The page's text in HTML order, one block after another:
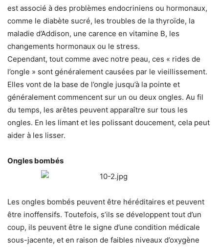
est associé à des problèmes endocriniens ou hormonaux,
comme le diabète sucré, les troubles de la thyroïde, la
maladie d’Addison, une carence en vitamine B, les
changements hormonaux ou le stress.
Cependant, tout comme avec notre peau, ces « rides de
l’ongle » sont généralement causées par le vieillissement.
Elles vont de la base de l’ongle jusqu’à la pointe et
généralement commencent sur un ou deux ongles. Au fil
du temps, les arêtes peuvent apparaître sur tous les
ongles. En les limant et les polissant doucement, cela peut
aider à les lisser.
Ongles bombés
Les ongles bombés peuvent être héréditaires et peuvent
être inoffensifs. Toutefois, s’ils se développent tout d’un
coup, ils peuvent être le signe d’une condition médicale
sous-jacente, et en raison de faibles niveaux d’oxygène